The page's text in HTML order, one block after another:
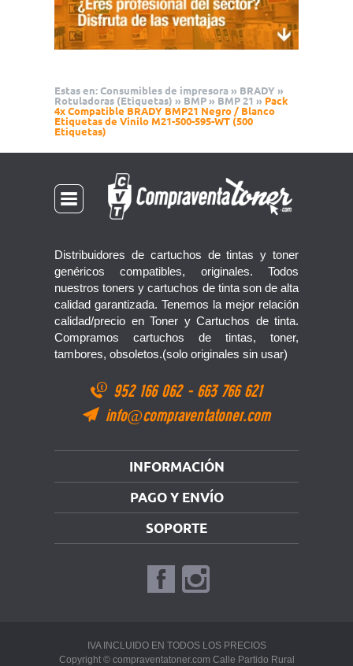
Estas en: Consumibles de impresora » BRADY »
Rotuladoras (Etiquetas) » BMP » BMP 21 » Pack
4x Compatible BRADY BMP21 Negro / Blanco
Etiquetas de Vinilo M21-500-595-WT (500
Etiquetas)
Distribuidores de cartuchos de tintas y toner
genéricos compatibles, originales. Todos
nuestros toners y cartuchos de tinta son de alta
calidad garantizada. Tenemos la mejor relación
calidad/precio en Toner y Cartuchos de tinta.
Compramos cartuchos de tintas, toner,
tambores, obsoletos.(solo originales sin usar)
952 166 062 - 663 766 621
info@compraventatoner.com
INFORMACIÓN
PAGO Y ENVÍO
SOPORTE
IVA INCLUIDO EN TODOS LOS PRECIOS
Copyright © compraventatoner.com Calle Partido Rural